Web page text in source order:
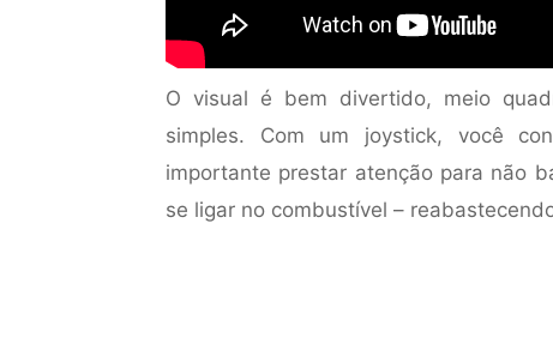
O visual é bem divertido, meio
simples. Com um joystick, você
importante prestar atenção para não
se ligar no combustível –